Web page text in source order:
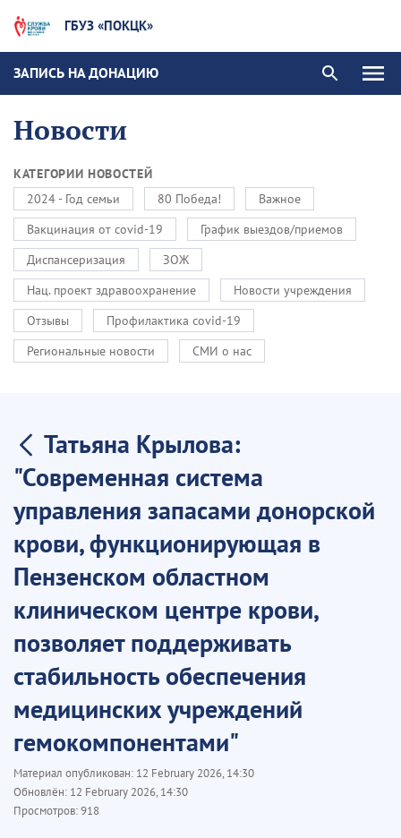
ГБУЗ «ПОКЦК»
ЗАПИСЬ НА ДОНАЦИЮ
Новости
КАТЕГОРИИ НОВОСТЕЙ
2024 - Год семьи
80 Победа!
Важное
Вакцинация от covid-19
График выездов/приемов
Диспансеризация
ЗОЖ
Нац. проект здравоохранение
Новости учреждения
Отзывы
Профилактика covid-19
Региональные новости
СМИ о нас
Татьяна Крылова:
"Современная система
управления запасами донорской
крови, функционирующая в
Пензенском областном
клиническом центре крови,
позволяет поддерживать
стабильность обеспечения
медицинских учреждений
гемокомпонентами"
Материал опубликован: 12 February 2026, 14:30
Обновлён: 12 February 2026, 14:30
Просмотров:918